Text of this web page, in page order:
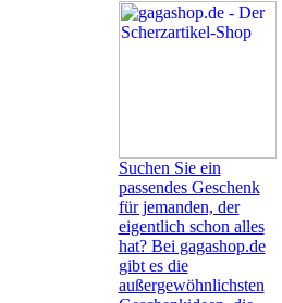
Suchen Sie ein
passendes Geschenk
für jemanden, der
eigentlich schon alles
hat? Bei gagashop.de
gibt es die
außergewöhnlichsten